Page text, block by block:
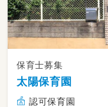
保育士募集
太陽保育園
認可保育園